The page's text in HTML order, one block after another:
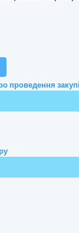
проведення